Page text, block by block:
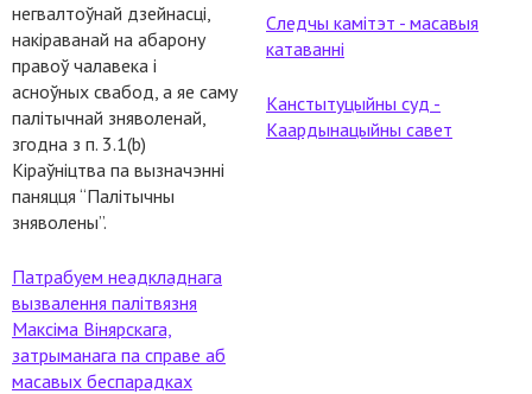
негвалтоўнай дзейнасці,
накіраванай на абарону
правоў чалавека і
асноўных свабод, а яе саму
палітычнай зняволенай,
згодна з п. 3.1(b)
Кіраўніцтва па вызначэнні
паняцця “Палітычны
зняволены”.
Патрабуем неадкладнага
вызвалення палітвязня
Максіма Вінярскага,
затрыманага па справе аб
масавых беспарадках
Следчы камітэт - масавыя
катаванні
Канстытуцыйны суд -
Каардынацыйны савет
Старонкі